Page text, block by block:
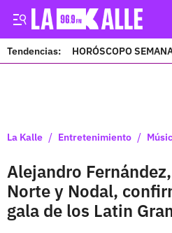
Tendencias: HORÓSCOPO
La Kalle / Entretenimiento /
Alejandro
Norte y Nodal,
gala de los Latin